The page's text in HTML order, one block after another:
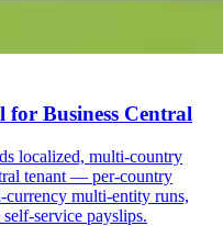
Business Central
localized, multi-country
tenant — per-country
multi-entity runs,
service payslips.